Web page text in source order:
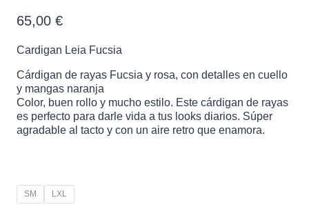
65,00 €
Cardigan Leia Fucsia
Cárdigan de rayas Fucsia y rosa, con detalles en cuello
y mangas naranja
Color, buen rollo y mucho estilo. Este cárdigan de rayas
es perfecto para darle vida a tus looks diarios. Súper
agradable al tacto y con un aire retro que enamora.
SM LXL